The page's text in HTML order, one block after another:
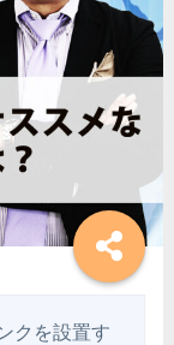
クを設置す